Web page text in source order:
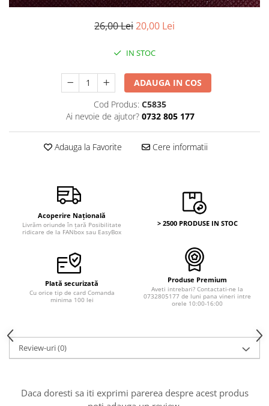
Monede Asia
Monede Australia si Oceania
Bancnote Asia
26,00 Lei20,00 Lei
IN STOC
ADAUGA IN COS
Cod Produs: C5835
Ai nevoie de ajutor? 0732 805 177
Adauga la Favorite Cere informatii
Acoperire Națională
Livrăm oriunde în țară Posibilitate
ridicare de la FANbox sau EasyBox
> 2500 PRODUSE IN STOC
Plată securizată
Cu orice tip de card Comanda
minima 100 lei
Produse Premium
Aveti intrebari? Contactati-ne la
0732805177 de luni pana vineri intre
orele 10:00-16:00
Review-uri(0)
Daca doresti sa iti exprimi parerea despre acest produs